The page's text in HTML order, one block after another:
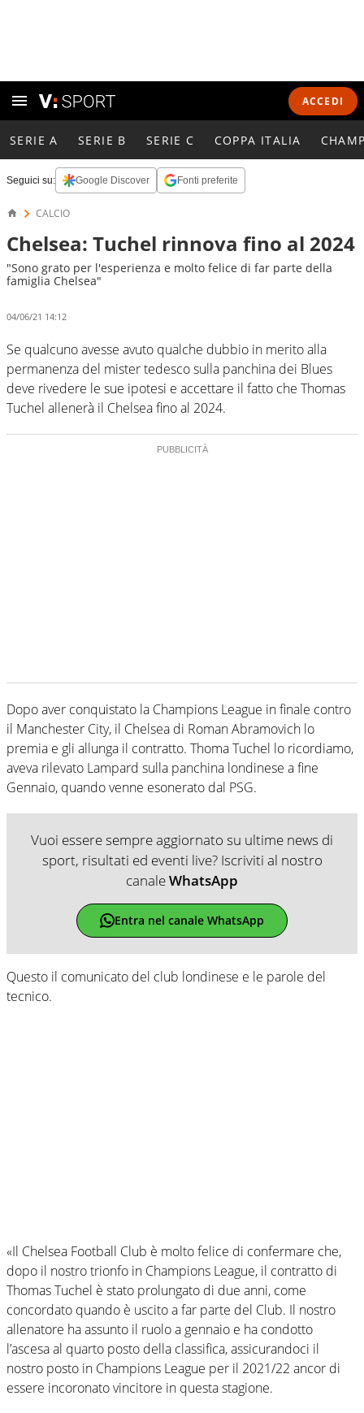
ACCEDI
SERIE A SERIE B SERIE C COPPA ITALIA
Seguici su: Google Discover Fonti preferite
CALCIO
Chelsea: Tuchel rinnova fino al 2024
"Sono grato per l'esperienza e molto felice di far parte della
famiglia Chelsea"
04/06/21 14:12
Se qualcuno avesse avuto qualche dubbio in merito alla
permanenza del mister tedesco sulla panchina dei Blues
deve rivedere le sue ipotesi e accettare il fatto che Thomas
Tuchel allenerà il Chelsea fino al 2024.
Dopo aver conquistato la Champions League in finale contro
il Manchester City, il Chelsea di Roman Abramovich lo
premia e gli allunga il contratto. Thoma Tuchel lo ricordiamo,
aveva rilevato Lampard sulla panchina londinese a fine
Gennaio, quando venne esonerato dal PSG.
Vuoi essere sempre aggiornato su ultime news di
sport, risultati ed eventi live? Iscriviti al nostro
canaleWhatsApp
Entra nel canale WhatsApp
Questo il comunicato del club londinese e le parole del
tecnico.
«Il Chelsea Football Club è molto felice di confermare che,
dopo il nostro trionfo in Champions League, il contratto di
Thomas Tuchel è stato prolungato di due anni, come
concordato quando è uscito a far parte del Club. Il nostro
allenatore ha assunto il ruolo a gennaio e ha condotto
l’ascesa al quarto posto della classifica, assicurandoci il
nostro posto in Champions League per il 2021/22 ancor di
essere incoronato vincitore in questa stagione.